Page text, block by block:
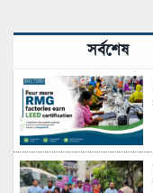
সর্বশেষ